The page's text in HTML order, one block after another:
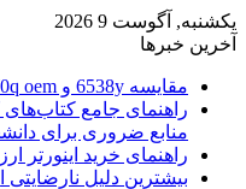
یکشنبه, آگوست 9 2026
آخرین خبرها
مقایسه 6538y و intel xeon platinum 8470q oem
راهنمای جامع
منابع ضروری برای
راهنمای خرید اینورتر
بیشترین دلیل